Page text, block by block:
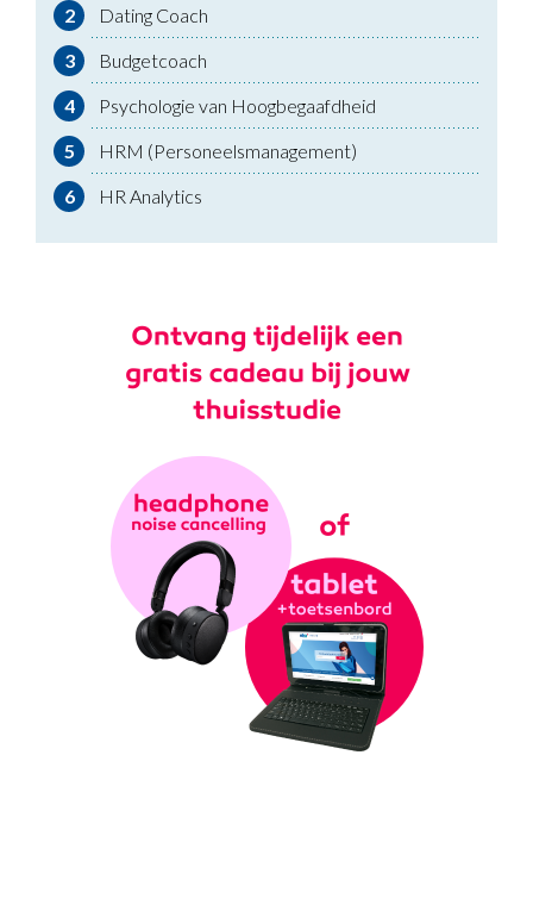
2
Dating Coach
3
Budgetcoach
4
Psychologie van Hoogbegaafdheid
5
HRM (Personeelsmanagement)
6
HR Analytics